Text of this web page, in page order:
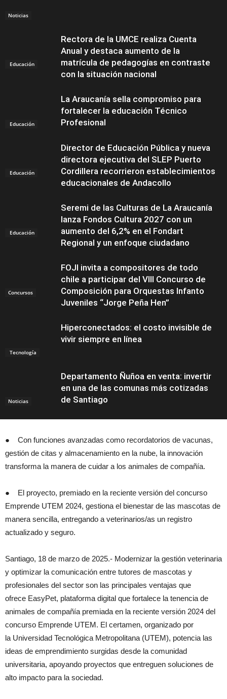
Noticias
Educación
Rectora de la UMCE realiza Cuenta
Anual y destaca aumento de la
matrícula de pedagogías en contraste
con la situación nacional
Educación
La Araucanía sella compromiso para
fortalecer la educación Técnico
Profesional
Educación
Director de Educación Pública y nueva
directora ejecutiva del SLEP Puerto
Cordillera recorrieron establecimientos
educacionales de Andacollo
Educación
Seremi de las Culturas de La Araucanía
lanza Fondos Cultura 2027 con un
aumento del 6,2% en el Fondart
Regional y un enfoque ciudadano
Concursos
FOJI invita a compositores de todo
chile a participar del VIII Concurso de
Composición para Orquestas Infanto
Juveniles “Jorge Peña Hen”
Tecnología
Hiperconectados: el costo invisible de
vivir siempre en línea
Noticias
Departamento Ñuñoa en venta: invertir
en una de las comunas más cotizadas
de Santiago
● Con funciones avanzadas como recordatorios de vacunas,
gestión de citas y almacenamiento en la nube, la innovación
transforma la manera de cuidar a los animales de compañía.
● El proyecto, premiado en la reciente versión del concurso
Emprende UTEM 2024, gestiona el bienestar de las mascotas de
manera sencilla, entregando a veterinarios/as un registro
actualizado y seguro.
Santiago, 18 de marzo de 2025.- Modernizar la gestión veterinaria
y optimizar la comunicación entre tutores de mascotas y
profesionales del sector son las principales ventajas que
ofrece EasyPet, plataforma digital que fortalece la tenencia de
animales de compañía premiada en la reciente versión 2024 del
concurso Emprende UTEM. El certamen, organizado por
la Universidad Tecnológica Metropolitana (UTEM), potencia las
ideas de emprendimiento surgidas desde la comunidad
universitaria, apoyando proyectos que entreguen soluciones de
alto impacto para la sociedad.